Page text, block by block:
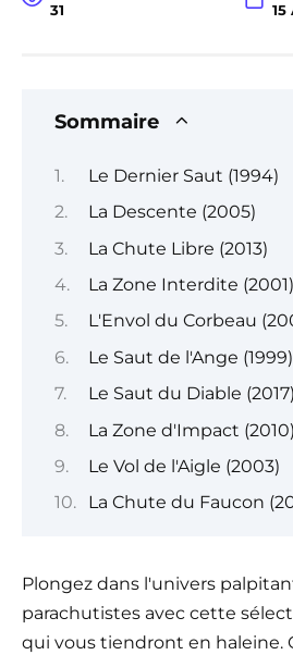
31 15
Sommaire
Le Dernier Saut (1994)
La Descente (2005)
La Chute Libre (2013)
La Zone Interdite (2001)
L'Envol du Corbeau
Le Saut de l'Ange (1999)
Le Saut du Diable (2017)
La Zone d'Impact (2010)
Le Vol de l'Aigle (2003)
La Chute du Faucon
Plongez dans l'univers
parachutistes avec cette
qui vous tiendront en haleine.